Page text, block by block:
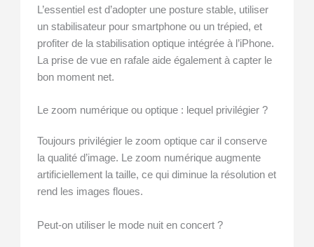
L’essentiel est d’adopter une posture stable, utiliser
un stabilisateur pour smartphone ou un trépied, et
profiter de la stabilisation optique intégrée à l’iPhone.
La prise de vue en rafale aide également à capter le
bon moment net.
Le zoom numérique ou optique : lequel privilégier ?
Toujours privilégier le zoom optique car il conserve
la qualité d’image. Le zoom numérique augmente
artificiellement la taille, ce qui diminue la résolution et
rend les images floues.
Peut-on utiliser le mode nuit en concert ?